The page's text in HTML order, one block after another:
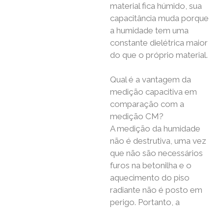
material fica húmido, sua
capacitância muda porque
a humidade tem uma
constante dielétrica maior
do que o próprio material.
Qual é a vantagem da
medição capacitiva em
comparação com a
medição CM?
A medição da humidade
não é destrutiva, uma vez
que não são necessários
furos na betonilha e o
aquecimento do piso
radiante não é posto em
perigo. Portanto, a